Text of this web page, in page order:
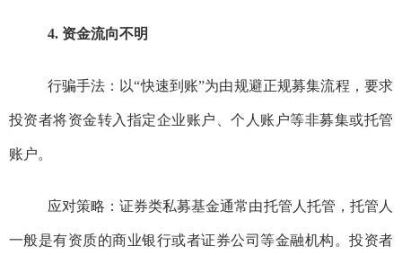
4. 资金流向不明
行骗手法：以“快速到账”为由规避正规募集流程，要求
投资者将资金转入指定企业账户、个人账户等非募集或托管
账户。
应对策略：证券类私募基金通常由托管人托管， 托管人
一般是有资质的商业银行或者证券公司等金融机构。投资者